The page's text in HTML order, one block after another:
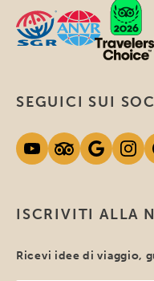
ISCRIVITI ALLA
Ricevi idee di viaggio,
SEGUICI SUI